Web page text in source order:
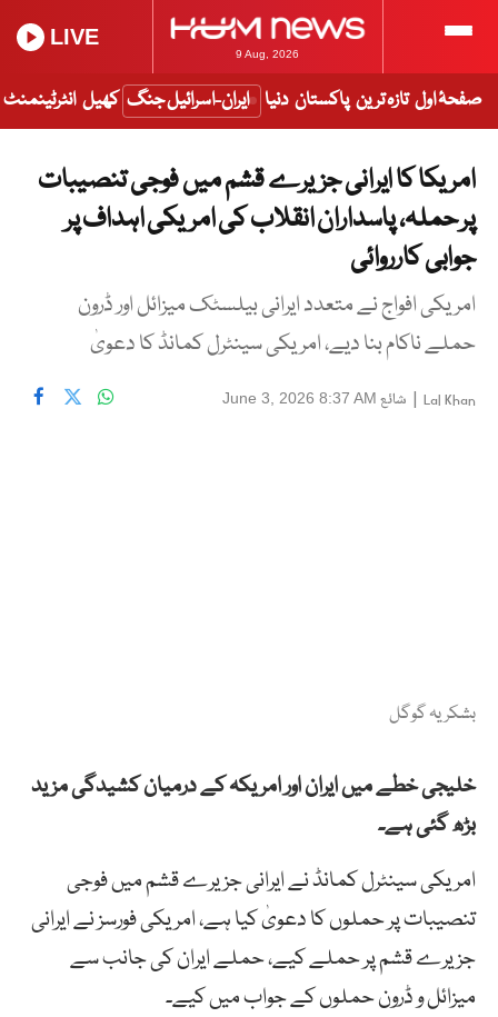
9 Aug, 2026
LIVE
صفحۂ اول تازہ ترین پاکستان دنیا ایران-اسرائیل جنگ کھیل انٹرٹینمنٹ
امریکا کا ایرانی جزیرے قشم میں فوجی تنصیبات
پر حملہ، پاسداران انقلاب کی امریکی اہداف پر
جوابی کارروائی
امریکی افواج نے متعدد ایرانی بیلسٹک میزائل اور ڈرون
حملے ناکام بنا دیے، امریکی سینٹرل کمانڈ کا دعویٰ
Lal Khan
| شائع June 3, 2026 8:37 AM
بشکریہ گوگل
خلیجی خطے میں ایران اور امریکہ کے درمیان کشیدگی مزید
بڑھ گئی ہے۔
امریکی سینٹرل کمانڈ نے ایرانی جزیرے قشم میں فوجی
تنصیبات پر حملوں کا دعویٰ کیا ہے، امریکی فورسز نے ایرانی
جزیرے قشم پر حملے کیے، حملے ایران کی جانب سے
میزائل و ڈرون حملوں کے جواب میں کیے۔